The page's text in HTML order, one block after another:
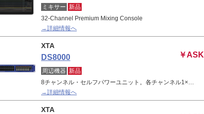
ミキサー 新品
32-Channel Premium Mixing Console
→詳細情報へ
XTA
DS8000 ￥ASK
周辺機器 新品
8チャンネル・セルフパワーユニット。各チャンネル1×…
→詳細情報へ
XTA